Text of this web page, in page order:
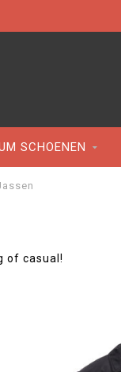
SCHOENEN
of casual!